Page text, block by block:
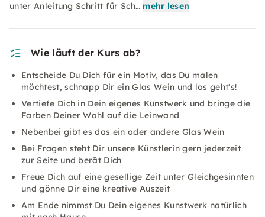
unter Anleitung Schritt für Sch… mehr lesen
Wie läuft der Kurs ab?
Entscheide Du Dich für ein Motiv, das Du malen
möchtest, schnapp Dir ein Glas Wein und los geht's!
Vertiefe Dich in Dein eigenes Kunstwerk und bringe die
Farben Deiner Wahl auf die Leinwand
Nebenbei gibt es das ein oder andere Glas Wein
Bei Fragen steht Dir unsere Künstlerin gern jederzeit
zur Seite und berät Dich
Freue Dich auf eine gesellige Zeit unter Gleichgesinnten
und gönne Dir eine kreative Auszeit
Am Ende nimmst Du Dein eigenes Kunstwerk natürlich